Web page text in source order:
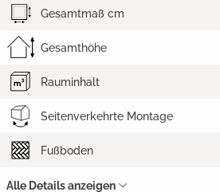
Gesamtmaß cm
Gesamthöhe
Rauminhalt
Seitenverkehrte Montage
Fußboden
Alle Details anzeigen